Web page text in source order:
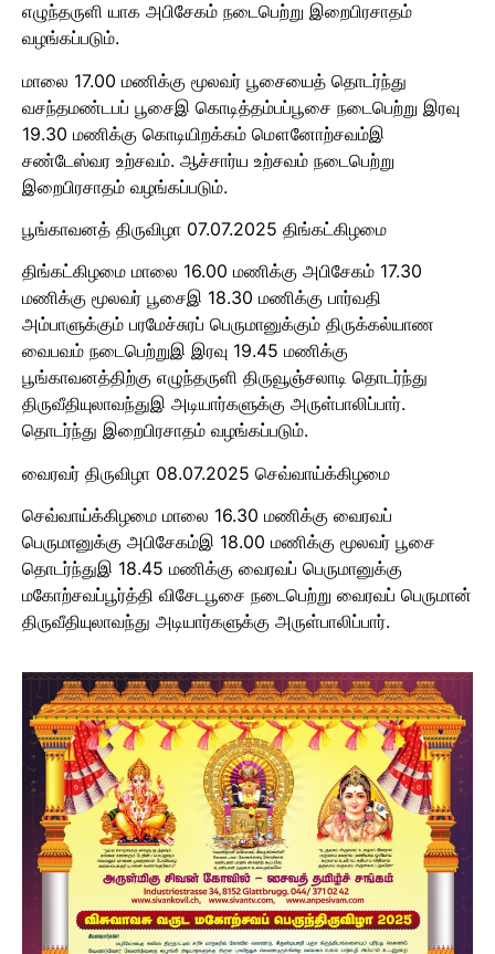
எழுந்தருளி யாக அபிசேகம் நடைபெற்று இறைபிரசாதம்
வழங்கப்படும்.
மாலை 17.00 மணிக்கு மூலவர் பூசையைத் தொடர்ந்து
வசந்தமண்டபப் பூசைஇ கொடித்தம்பப்பூசை நடைபெற்று இரவு
19.30 மணிக்கு கொடியிறக்கம் மௌனோற்சவம்இ
சண்டேஸ்வர உற்சவம். ஆச்சார்ய உற்சவம் நடைபெற்று
இறைபிரசாதம் வழங்கப்படும்.
பூங்காவனத் திருவிழா 07.07.2025 திங்கட்கிழமை
திங்கட்கிழமை மாலை 16.00 மணிக்கு அபிசேகம் 17.30
மணிக்கு மூலவர் பூசைஇ 18.30 மணிக்கு பார்வதி
அம்பாளுக்கும் பரமேச்சுரப் பெருமானுக்கும் திருக்கல்யாண
வைபவம் நடைபெற்றுஇ இரவு 19.45 மணிக்கு
பூங்காவனத்திற்கு எழுந்தருளி திருவூஞ்சலாடி தொடர்ந்து
திருவீதியுலாவந்துஇ அடியார்களுக்கு அருள்பாலிப்பார்.
தொடர்ந்து இறைபிரசாதம் வழங்கப்படும்.
வைரவர் திருவிழா 08.07.2025 செவ்வாய்க்கிழமை
செவ்வாய்க்கிழமை மாலை 16.30 மணிக்கு வைரவப்
பெருமானுக்கு அபிசேகம்இ 18.00 மணிக்கு மூலவர் பூசை
தொடர்ந்துஇ 18.45 மணிக்கு வைரவப் பெருமானுக்கு
மகோற்சவப்பூர்த்தி விசேடபூசை நடைபெற்று வைரவப் பெருமான்
திருவீதியுலாவந்து அடியார்களுக்கு அருள்பாலிப்பார்.